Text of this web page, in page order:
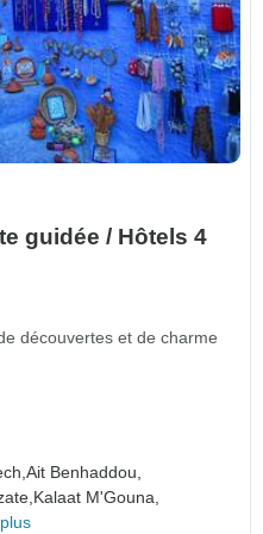
guidée / Hôtels 4
découvertes et de charme
Ait Benhaddou,
Kalaat M'Gouna,